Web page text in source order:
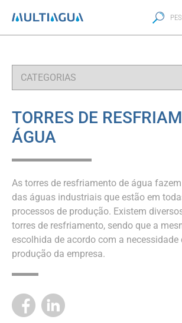
TORRES DE
ÁGUA
As torres de resfriamento de água
das águas industriais que estão em
processos de produção. Existem
torres de resfriamento, sendo que a
escolhida de acordo com a necessidade
produção da empresa.